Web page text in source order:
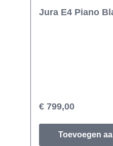
Jura E4 Piano
€ 799,00
Toevoegen